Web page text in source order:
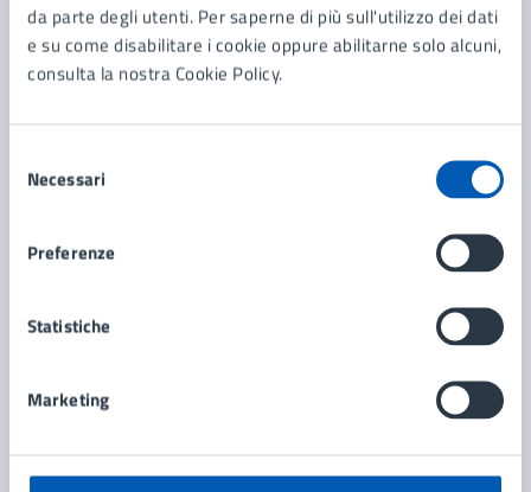
da parte degli utenti. Per saperne di più sull'utilizzo dei dati
e su come disabilitare i cookie oppure abilitarne solo alcuni,
consulta la nostra Cookie Policy.
delNecessari
Preferenze
Statistiche
Marketing
Certificati Anagrafici
Rinnovo della dichiarazione di dimora abituale per
Chiedere il mutamento della composizione di una
convivenza anagrafica
Vedi altri 1